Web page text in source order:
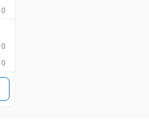
0
0
0